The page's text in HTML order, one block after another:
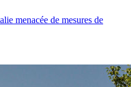
menacée de mesures de